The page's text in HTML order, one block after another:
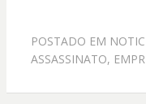
POSTADO EM
ASSASSINATO,